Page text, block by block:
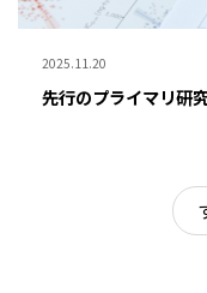
2025.11.20
先行のプライマリ研